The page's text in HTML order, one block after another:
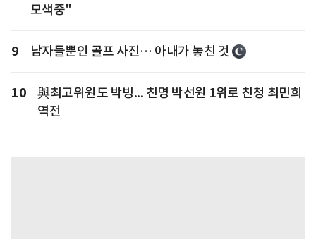
모색중"
9 남자들뿐인 골프 사진… 아내가 놓친 것
10
與최고위원도 박빙... 친명 박선원 1위로 친청 최민희
역전